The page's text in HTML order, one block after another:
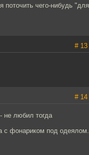
поточить чего-нибудь "для
# 13
# 14
не любил тогда
с фонариком под одеялом.